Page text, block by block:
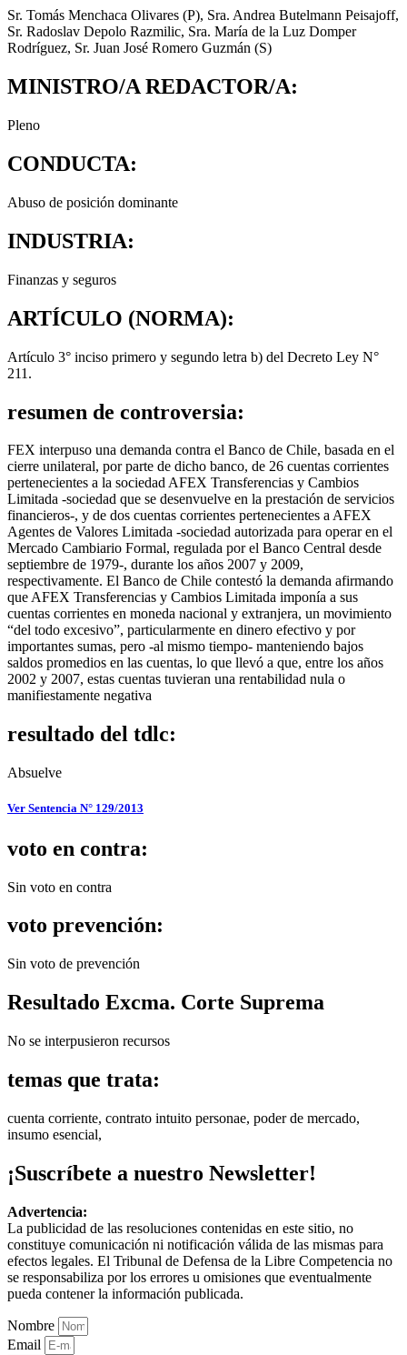
Sr. Tomás Menchaca Olivares (P), Sra. Andrea Butelmann Peisajoff,
Sr. Radoslav Depolo Razmilic, Sra. María de la Luz Domper
Rodríguez, Sr. Juan José Romero Guzmán (S)
MINISTRO/A REDACTOR/A:
Pleno
CONDUCTA:
Abuso de posición dominante
INDUSTRIA:
Finanzas y seguros
ARTÍCULO (NORMA):
Artículo 3° inciso primero y segundo letra b) del Decreto Ley N°
211.
resumen de controversia:
FEX interpuso una demanda contra el Banco de Chile, basada en el
cierre unilateral, por parte de dicho banco, de 26 cuentas corrientes
pertenecientes a la sociedad AFEX Transferencias y Cambios
Limitada -sociedad que se desenvuelve en la prestación de servicios
financieros-, y de dos cuentas corrientes pertenecientes a AFEX
Agentes de Valores Limitada -sociedad autorizada para operar en el
Mercado Cambiario Formal, regulada por el Banco Central desde
septiembre de 1979-, durante los años 2007 y 2009,
respectivamente. El Banco de Chile contestó la demanda afirmando
que AFEX Transferencias y Cambios Limitada imponía a sus
cuentas corrientes en moneda nacional y extranjera, un movimiento
“del todo excesivo”, particularmente en dinero efectivo y por
importantes sumas, pero -al mismo tiempo- manteniendo bajos
saldos promedios en las cuentas, lo que llevó a que, entre los años
2002 y 2007, estas cuentas tuvieran una rentabilidad nula o
manifiestamente negativa
resultado del tdlc:
Absuelve
Ver Sentencia N° 129/2013
voto en contra:
Sin voto en contra
voto prevención:
Sin voto de prevención
Resultado Excma. Corte Suprema
No se interpusieron recursos
temas que trata:
cuenta corriente, contrato intuito personae, poder de mercado,
insumo esencial,
¡Suscríbete a nuestro Newsletter!
Advertencia:
La publicidad de las resoluciones contenidas en este sitio, no
constituye comunicación ni notificación válida de las mismas para
efectos legales. El Tribunal de Defensa de la Libre Competencia no
se responsabiliza por los errores u omisiones que eventualmente
pueda contener la información publicada.
Nombre
Email